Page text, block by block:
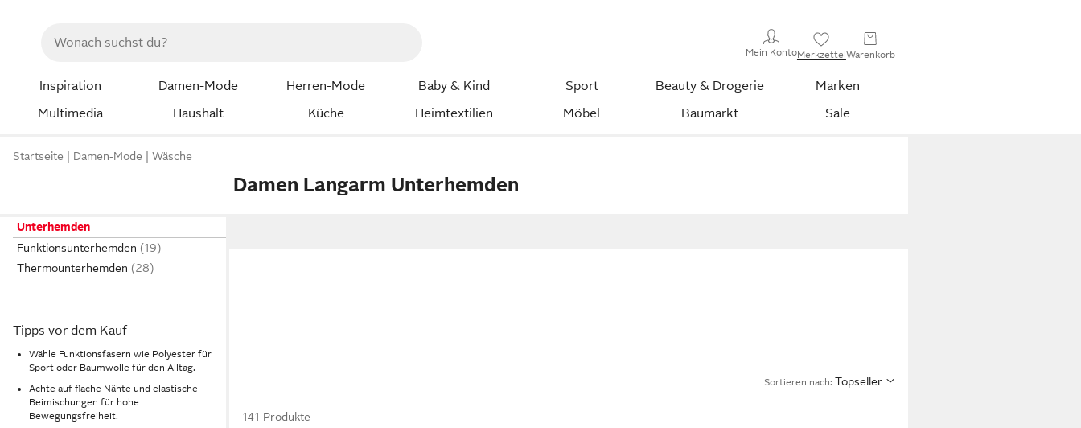
Mein KontoMerkzettelWarenkorb
Inspiration Damen-Mode Herren-Mode Baby & Kind Sport Beauty & Drogerie
Marken
Multimedia
Haushalt Küche Heimtextilien Möbel Baumarkt Sale
Startseite Damen-Mode Wäsche
Damen Langarm Unterhemden
Unterhemden
Funktionsunterhemden
Thermounterhemden
Tipps vor dem Kauf
Wähle Funktionsfasern wie Polyester für
Sport oder Baumwolle für den Alltag.
Achte auf flache Nähte und elastische
Beimischungen für hohe
Bewegungsfreiheit.
Sortieren nach: Topseller
141 Produkte